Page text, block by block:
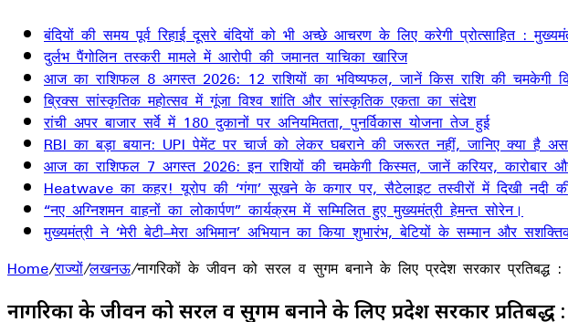
बंदियों की समय पूर्व रिहाई दूसरे बंदियों को भी अच्छे आचरण के लिए करेगी प्रोत्साहित :
दुर्लभ पैंगोलिन तस्करी मामले में आरोपी की जमानत याचिका खारिज
आज का राशिफल 8 अगस्त 2026: 12 राशियों का भविष्यफल, जानें किस राशि की चमकेगी
ब्रिक्स सांस्कृतिक महोत्सव में गूंजा विश्व शांति और सांस्कृतिक एकता का संदेश
रांची अपर बाजार सर्वे में 180 दुकानों पर अनियमितता, पुनर्विकास योजना तेज हुई
RBI का बड़ा बयान: UPI पेमेंट पर चार्ज को लेकर घबराने की जरूरत नहीं, जानिए क्या है
आज का राशिफल 7 अगस्त 2026: इन राशियों की चमकेगी किस्मत, जानें करियर, कारोबार
Heatwave का कहर! यूरोप की ‘गंगा’ सूखने के कगार पर, सैटेलाइट तस्वीरों में दिखी नदी
“नए अग्निशमन वाहनों का लोकार्पण” कार्यक्रम में सम्मिलित हुए मुख्यमंत्री हेमन्त सोरेन।
मुख्यमंत्री ने ‘मेरी बेटी–मेरा अभिमान’ अभियान का किया शुभारंभ, बेटियों के सम्मान और
Home/राज्यों/लखनऊ/नागरिकों के जीवन को सरल व सुगम बनाने के लिए प्रदेश सरकार प्रतिबद्ध :
नागरिकों के जीवन को सरल व सुगम बनाने के लिए प्रदेश सरकार प्रतिबद्ध